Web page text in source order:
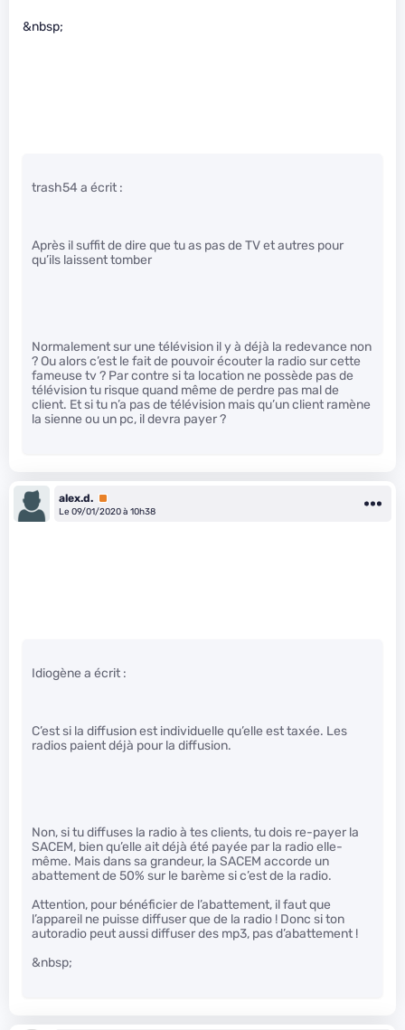
&nbsp;
trash54 a écrit :
Après il suffit de dire que tu as pas de TV et autres pour
qu’ils laissent tomber
Normalement sur une télévision il y à déjà la redevance non
? Ou alors c’est le fait de pouvoir écouter la radio sur cette
fameuse tv ? Par contre si ta location ne possède pas de
télévision tu risque quand même de perdre pas mal de
client. Et si tu n’a pas de télévision mais qu’un client ramène
la sienne ou un pc, il devra payer ?
alex.d. Premium
Le 09/01/2020 à 10h38
Idiogène a écrit :
C’est si la diffusion est individuelle qu’elle est taxée. Les
radios paient déjà pour la diffusion.
Non, si tu diffuses la radio à tes clients, tu dois re-payer la
SACEM, bien qu’elle ait déjà été payée par la radio elle-
même. Mais dans sa grandeur, la SACEM accorde un
abattement de 50% sur le barème si c’est de la radio.
Attention, pour bénéficier de l’abattement, il faut que
l’appareil ne puisse diffuser que de la radio ! Donc si ton
autoradio peut aussi diffuser des mp3, pas d’abattement !
&nbsp;